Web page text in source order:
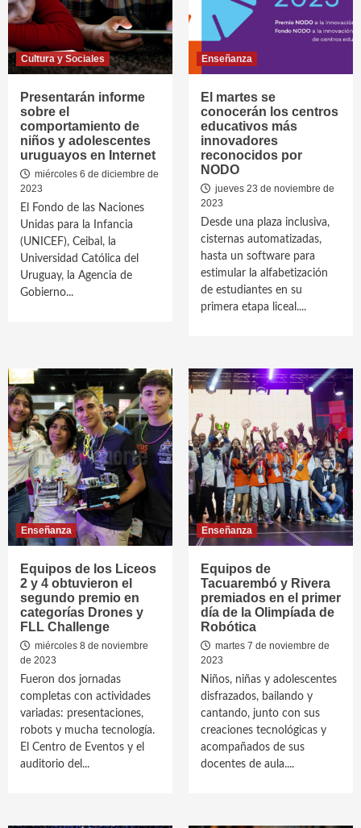
Cultura y Sociales
Presentarán informe
sobre el
comportamiento de
niños y adolescentes
uruguayos en Internet
miércoles 6 de diciembre de
2023
El Fondo de las Naciones
Unidas para la Infancia
(UNICEF), Ceibal, la
Universidad Católica del
Uruguay, la Agencia de
Gobierno...
Enseñanza
El martes se
conocerán los centros
educativos más
innovadores
reconocidos por
NODO
jueves 23 de noviembre de
2023
Desde una plaza inclusiva,
cisternas automatizadas,
hasta un software para
estimular la alfabetización
de estudiantes en su
primera etapa liceal....
Enseñanza
Equipos de los Liceos
2 y 4 obtuvieron el
segundo premio en
categorías Drones y
FLL Challenge
miércoles 8 de noviembre
de 2023
Fueron dos jornadas
completas con actividades
variadas: presentaciones,
robots y mucha tecnología.
El Centro de Eventos y el
auditorio del...
Enseñanza
Equipos de
Tacuarembó y Rivera
premiados en el primer
día de la Olimpíada de
Robótica
martes 7 de noviembre de
2023
Niños, niñas y adolescentes
disfrazados, bailando y
cantando, junto con sus
creaciones tecnológicas y
acompañados de sus
docentes de aula....